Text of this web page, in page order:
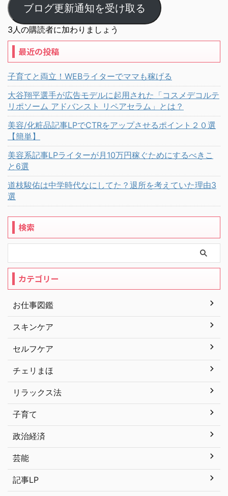
ブログ更新通知を受け取る
3人の購読者に加わりましょう
最近の投稿
子育てと両立！WEBライターでママも稼げる
大谷翔平選手が広告モデルに起用された「コスメデコルテ
リポソーム アドバンスト リペアセラム」とは？
美容/化粧品記事LPでCTRをアップさせるポイント２０選
【簡単】
美容系記事LPライターが月10万円稼ぐためにするべきこ
と6選
道枝駿佑は中学時代なにしてた？退所を考えていた理由3
選
検索
カテゴリー
お仕事図鑑
スキンケア
セルフケア
チェリまほ
リラックス法
子育て
政治経済
芸能
記事LP